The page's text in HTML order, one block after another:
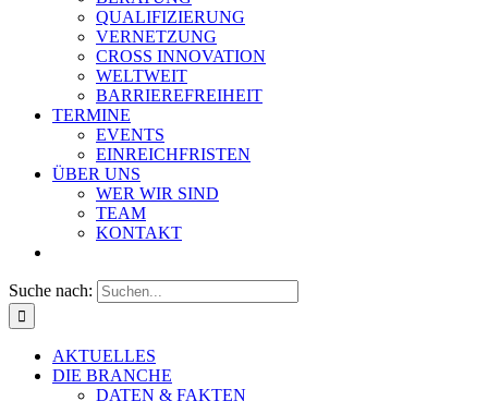
QUALIFIZIERUNG
VERNETZUNG
CROSS INNOVATION
WELTWEIT
BARRIEREFREIHEIT
TERMINE
EVENTS
EINREICHFRISTEN
ÜBER UNS
WER WIR SIND
TEAM
KONTAKT
Suche nach:
AKTUELLES
DIE BRANCHE
DATEN & FAKTEN